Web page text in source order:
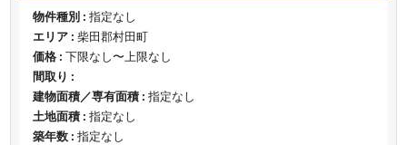
物件種別 : 指定なし
エリア : 柴田郡村田町
価格 : 下限なし〜上限なし
間取り :
建物面積／専有面積 : 指定なし
土地面積 : 指定なし
築年数 : 指定なし